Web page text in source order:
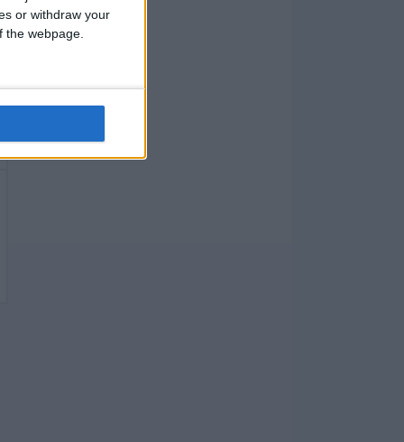
or withdraw your
webpage.